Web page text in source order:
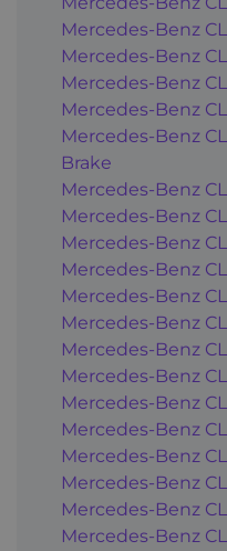
Mercedes-Benz
Mercedes-Benz
Mercedes-Benz
Mercedes-Benz
Mercedes-Benz
Brake
Mercedes-Benz
Mercedes-Benz
Mercedes-Benz
Mercedes-Benz
Mercedes-Benz
Mercedes-Benz
Mercedes-Benz
Mercedes-Benz
Mercedes-Benz
Mercedes-Benz
Mercedes-Benz
Mercedes-Benz
Mercedes-Benz
Mercedes-Benz